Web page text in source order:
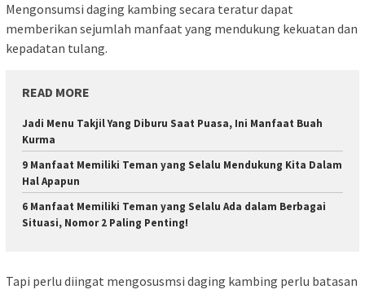
Mengonsumsi daging kambing secara teratur dapat
memberikan sejumlah manfaat yang mendukung kekuatan dan
kepadatan tulang.
READ MORE
Jadi Menu Takjil Yang Diburu Saat Puasa, Ini Manfaat Buah
Kurma
9 Manfaat Memiliki Teman yang Selalu Mendukung Kita Dalam
Hal Apapun
6 Manfaat Memiliki Teman yang Selalu Ada dalam Berbagai
Situasi, Nomor 2 Paling Penting!
Tapi perlu diingat mengosusmsi daging kambing perlu batasan